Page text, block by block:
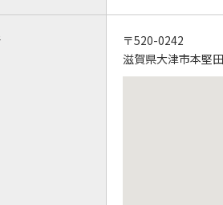
〒520-0242
滋賀県大津市本堅